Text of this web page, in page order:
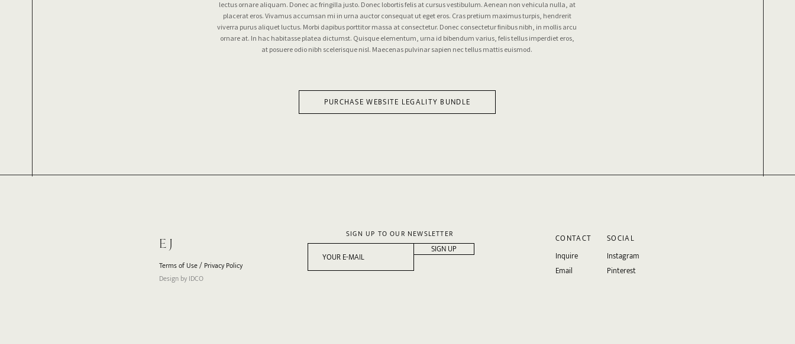
lectus ornare aliquam. Donec ac fringilla justo. Donec lobortis felis at cursus vestibulum. Aenean non vehicula nulla, at
placerat eros. Vivamus accumsan mi in urna auctor consequat ut eget eros. Cras pretium maximus turpis, hendrerit
viverra purus aliquet luctus. Morbi dapibus porttitor massa at consectetur. Donec consectetur finibus nibh, in mollis arcu
ornare at. In hac habitasse platea dictumst. Quisque elementum, urna id bibendum varius, felis tellus imperdiet eros,
at posuere odio nibh scelerisque nisl. Maecenas pulvinar sapien nec tellus mattis euismod.
PURCHASE WEBSITE LEGALITY BUNDLE
EJ
Terms of Use/ Privacy Policy
Design by IDCO
SIGN UP TO OUR NEWSLETTER
SIGN UP
CONTACT
Inquire
Email
SOCIAL
Instagram
Pinterest